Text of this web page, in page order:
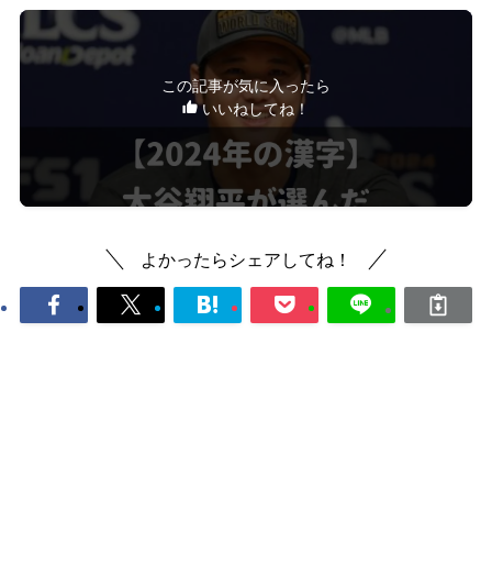
この記事が気に入ったら
いいねしてね！
よかったらシェアしてね！